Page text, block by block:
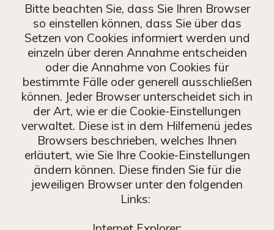
Bitte beachten Sie, dass Sie Ihren Browser
so einstellen können, dass Sie über das
Setzen von Cookies informiert werden und
einzeln über deren Annahme entscheiden
oder die Annahme von Cookies für
bestimmte Fälle oder generell ausschließen
können. Jeder Browser unterscheidet sich in
der Art, wie er die Cookie-Einstellungen
verwaltet. Diese ist in dem Hilfemenü jedes
Browsers beschrieben, welches Ihnen
erläutert, wie Sie Ihre Cookie-Einstellungen
ändern können. Diese finden Sie für die
jeweiligen Browser unter den folgenden
Links: